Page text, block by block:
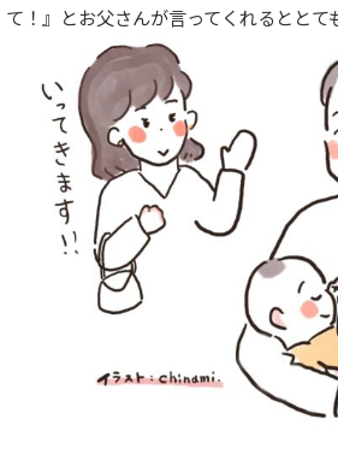
て！』とお父さんが言ってくれるととて